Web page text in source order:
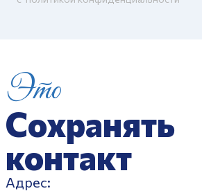
Это
Сохранять
контакт
Адрес: